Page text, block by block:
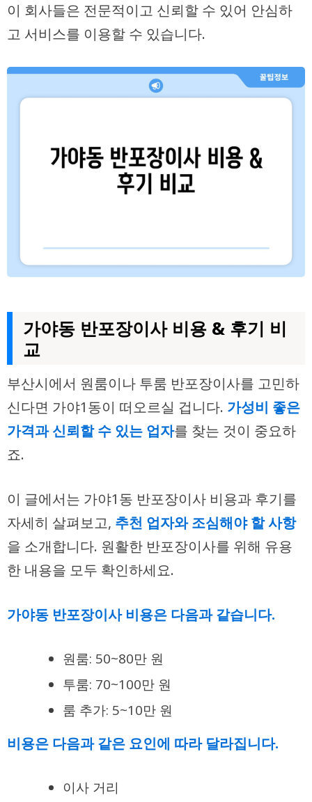
이 회사들은 전문적이고 신뢰할 수 있어 안심하
고 서비스를 이용할 수 있습니다.
가야동 반포장이사 비용 & 후기 비
교
부산시에서 원룸이나 투룸 반포장이사를 고민하
신다면 가야1동이 떠오르실 겁니다. 가성비 좋은
가격과 신뢰할 수 있는 업자를 찾는 것이 중요하
죠.
이 글에서는 가야1동 반포장이사 비용과 후기를
자세히 살펴보고, 추천 업자와 조심해야 할 사항
을 소개합니다. 원활한 반포장이사를 위해 유용
한 내용을 모두 확인하세요.
가야동 반포장이사 비용은 다음과 같습니다.
원룸: 50~80만 원
투룸: 70~100만 원
룸 추가: 5~10만 원
비용은 다음과 같은 요인에 따라 달라집니다.
이사 거리